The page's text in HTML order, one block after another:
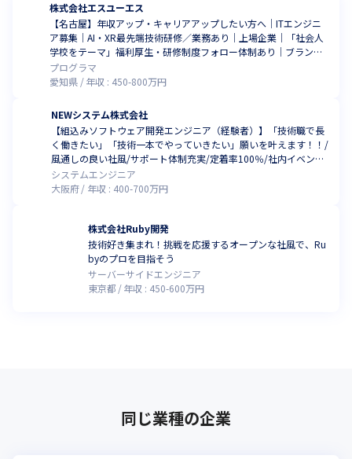
株式会社エスユーエス
【名古屋】年収アップ・キャリアアップしたい方へ│ITエンジニ
ア募集│AI・XR最先端技術研修／業務あり│上場企業│「社会人
学校をテーマ」福利厚生・研修制度フォロー体制あり│ブラン
ク・転職歴不問│
プログラマ
愛知県
年収 : 450-800万円
NEWシステム株式会社
【組込みソフトウェア開発エンジニア（経験者）】「技術職で長
く働きたい」「技術一本でやっていきたい」願いを叶えます！！/
風通しの良い社風/サポート体制充実/定着率100％/社内イベント
充実
システムエンジニア
大阪府
年収 : 400-700万円
株式会社Ruby開発
技術好き集まれ！挑戦を応援するオープンな社風で、Ru
byのプロを目指そう
サーバーサイドエンジニア
東京都
年収 : 450-600万円
同じ業種の企業